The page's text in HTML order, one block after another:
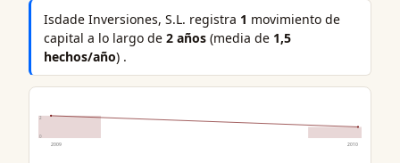
Isdade Inversiones, S.L. registra 1 movimiento de
capital a lo largo de2 años (media de 1,5
hechos/año) .
2
0
2009
2010